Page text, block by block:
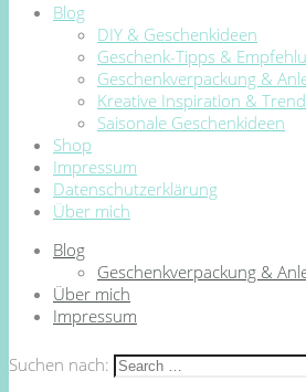
Blog
DIY & Geschenkideen
Geschenk-Tipps &
Geschenkverpackung &
Kreative Inspiration &
Saisonale Geschenkideen
Shop
Impressum
Datenschutzerklärung
Über mich
Blog
Geschenkverpackung &
Über mich
Impressum
Suchen nach: